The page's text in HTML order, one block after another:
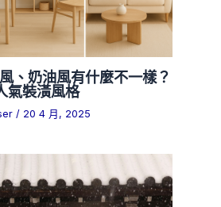
、奶油風有什麼不一樣？
氣裝潢風格
/ 20 4 月, 2025